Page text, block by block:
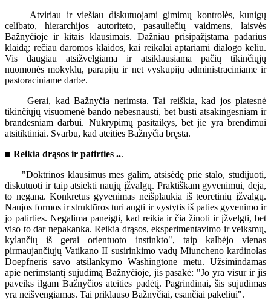
Atviriau ir viešiau diskutuojami gimimų kontrolės, kunigų
celibato, hierarchijos autoriteto, pasauliečių vaidmens, laisvės
Bažnyčioje ir kitais klausimais. Dažniau prisipažįstama padarius
klaidą; rečiau daromos klaidos, kai reikalai aptariami dialogo keliu.
Vis daugiau atsižvelgiama ir atsiklausiama pačių tikinčiųjų
nuomonės mokyklų, parapijų ir net vyskupijų administraciniame ir
pastoraciniame darbe.
Gerai, kad Bažnyčia nerimsta. Tai reiškia, kad jos platesnė
tikinčiųjų visuomenė bando nebesnausti, bet busti atsakingesniam ir
brandesniam darbui. Nukrypimų pasitaikys, bet jie yra brendimui
atsitiktiniai. Svarbu, kad ateities Bažnyčia bręsta.
■ Reikia drąsos ir patirties ...
"Doktrinos klausimus mes galim, atsisėdę prie stalo, studijuoti,
diskutuoti ir taip atsiekti naujų įžvalgų. Praktiškam gyvenimui, deja,
to negana. Konkretus gyvenimas neišplaukia iš teoretinių įžvalgų.
Naujos formos ir struktūros turi augti ir vystytis iš paties gyvenimo ir
jo patirties. Negalima paneigti, kad reikia ir čia žinoti ir įžvelgti, bet
viso to dar nepakanka. Reikia drąsos, eksperimentavimo ir veiksmų,
kylančių iš gerai orientuoto instinkto", taip kalbėjo vienas
pirmaujančiųjų Vatikano II susirinkimo vadų Miuncheno kardinolas
Doepfneris savo atsilankymo Washingtone metu. Užsimindamas
apie nerimstantį sujudimą Bažnyčioje, jis pasakė: "Jo yra visur ir jis
paveiks ilgam Bažnyčios ateities padėtį. Pagrindinai, šis sujudimas
yra neišvengiamas. Tai priklauso Bažnyčiai, esančiai pakeliui".